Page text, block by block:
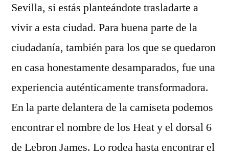
Sevilla, si estás planteándote trasladarte a
vivir a esta ciudad. Para buena parte de la
ciudadanía, también para los que se quedaron
en casa honestamente desamparados, fue una
experiencia auténticamente transformadora.
En la parte delantera de la camiseta podemos
encontrar el nombre de los Heat y el dorsal 6
de Lebron James. Lo rodea hasta encontrar el